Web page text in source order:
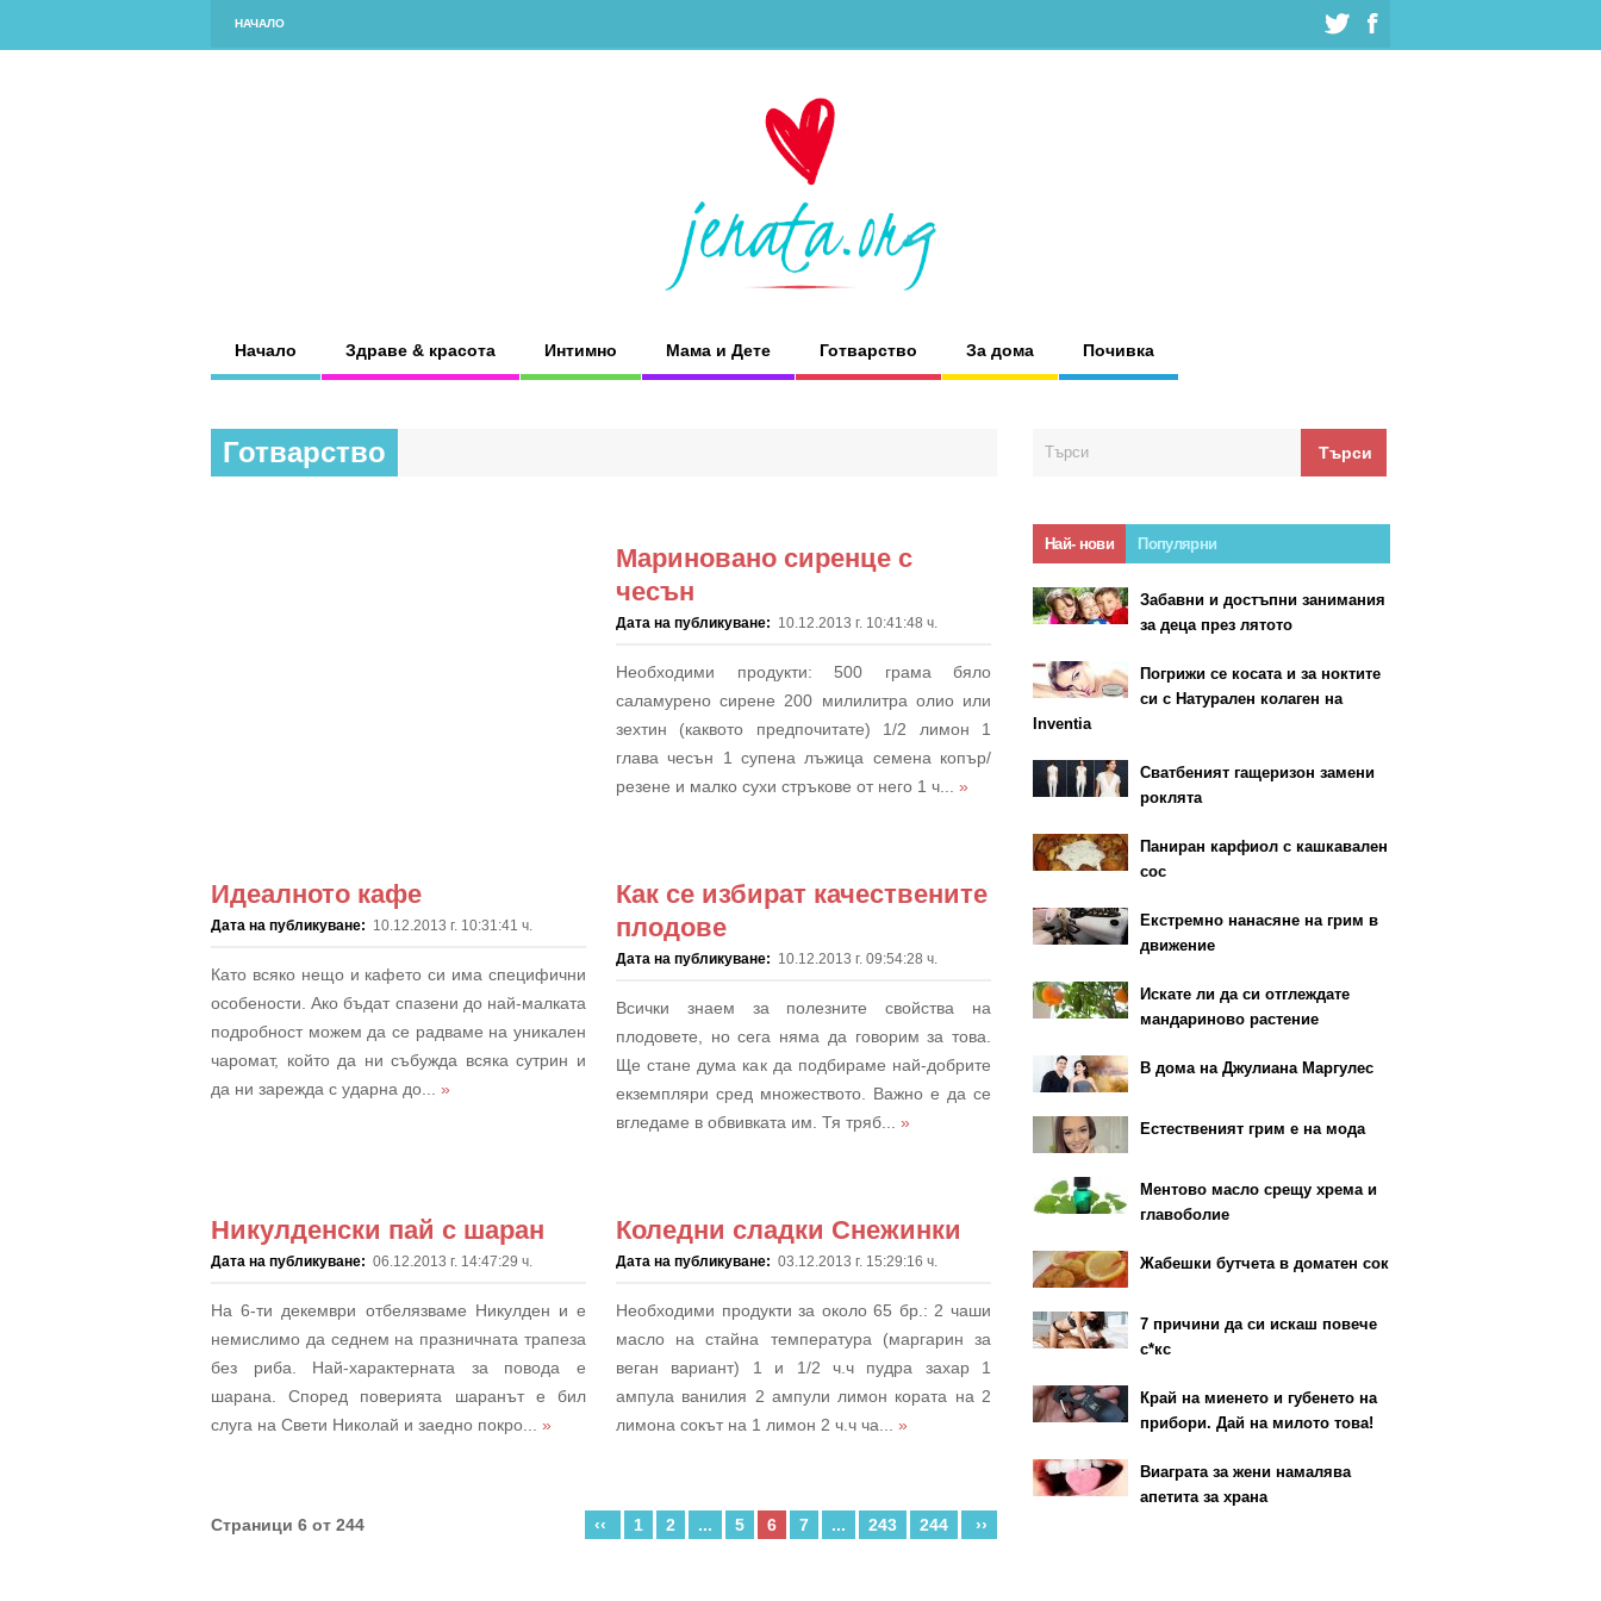
НАЧАЛО
Начало Здраве & красота Интимно Мама и Дете Готварство За дома Почивка
Готварство
Мариновано сиренце с
чесън
Дата на публикуване: 10.12.2013 г. 10:41:48 ч.
Необходими продукти: 500 грама бяло
саламурено сирене 200 милилитра олио или
зехтин (каквото предпочитате) 1/2 лимон 1
глава чесън 1 супена лъжица семена копър/
резене и малко сухи стръкове от него 1 ч... »
Идеалното кафе
Дата на публикуване: 10.12.2013 г. 10:31:41 ч.
Като всяко нещо и кафето си има специфични
особености. Ако бъдат спазени до най-малката
подробност можем да се радваме на уникален
чаромат, който да ни събужда всяка сутрин и
да ни зарежда с ударна до... »
Как се избират качествените
плодове
Дата на публикуване: 10.12.2013 г. 09:54:28 ч.
Всички знаем за полезните свойства на
плодовете, но сега няма да говорим за това.
Ще стане дума как да подбираме най-добрите
екземпляри сред множеството. Важно е да се
вгледаме в обвивката им. Тя тряб... »
Никулденски пай с шаран
Дата на публикуване: 06.12.2013 г. 14:47:29 ч.
На 6-ти декември отбелязваме Никулден и е
немислимо да седнем на празничната трапеза
без риба. Най-характерната за повода е
шарана. Според поверията шаранът е бил
слуга на Свети Николай и заедно покро... »
Коледни сладки Снежинки
Дата на публикуване: 03.12.2013 г. 15:29:16 ч.
Необходими продукти за около 65 бр.: 2 чаши
масло на стайна температура (маргарин за
веган вариант) 1 и 1/2 ч.ч пудра захар 1
ампула ванилия 2 ампули лимон кората на 2
лимона сокът на 1 лимон 2 ч.ч ча... »
Страници 6 от 244 ‹‹ 1 2 ... 5 6 7 ... 243 244 ››
Най- нови Популярни
Забавни и достъпни занимания
за деца през лятото
Погрижи се косата и за ноктите
си с Натурален колаген на
Inventia
Сватбеният гащеризон замени
роклята
Паниран карфиол с кашкавален
сос
Екстремно нанасяне на грим в
движение
Искате ли да си отглеждате
мандариново растение
В дома на Джулиана Маргулес
Естественият грим е на мода
Ментово масло срещу хрема и
главоболие
Жабешки бутчета в доматен сок
7 причини да си искаш повече
с*кс
Край на миенето и губенето на
прибори. Дай на милото това!
Виаграта за жени намалява
апетита за храна